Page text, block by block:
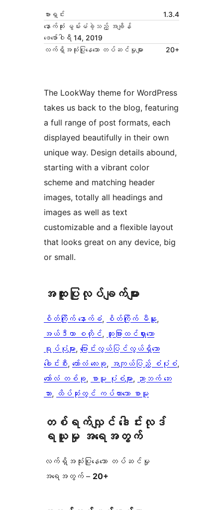
ဗားရှင်း
1.3.4
နောက်ဆုံး မွမ်းမံခဲ့သည့် အချိန်
ဖေ‌ဖော်ဝါရီ 14, 2019
လက်ရှိအသုံးပြုနေသော တပ်ဆင်မှုများ
20+
The LookWay theme for WordPress
takes us back to the blog, featuring
a full range of post formats, each
displayed beautifully in their own
unique way. Design details abound,
starting with a vibrant color
scheme and matching header
images, totally all headings and
images as well as text
customizable and a flexible layout
that looks great on any device, big
or small.
အ​ထူး​ပြု​လုပ်​ချက်​များ
စိတ်ကြိုက် နောက်ခံ, စိတ်ကြိုက် မီနူး
အယ်ဒီတာ စတိုင်, ထူးခြားထင်ရှားသော
ရုပ်ပုံများ, ပြောင်းလွယ်ပြင်လွယ်ရှိသော
ခေါင်းစီး, ကော်လံ လေးခု, အကျယ်ပြည့် စံပုံစံ
ကော်လံ တစ်ခု, စာမူ ပုံစံများ, ညာဘက် ဘေး
ဘား, ထိပ်ဆုံးတွင် ကပ်ထားသော စာမူ
တစ်ရက်လျှင် ဒေါင်းလုဒ်
ရယူမှု အရေအတွက်
လက်ရှိအသုံးပြုနေသော တပ်ဆင်မှု
အရေအတွက် – 20+